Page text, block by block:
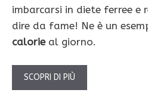
imbarcarsi in diete ferree e
dire da fame! Ne è un
calorieal giorno.
SCOPRI DI PIÙ